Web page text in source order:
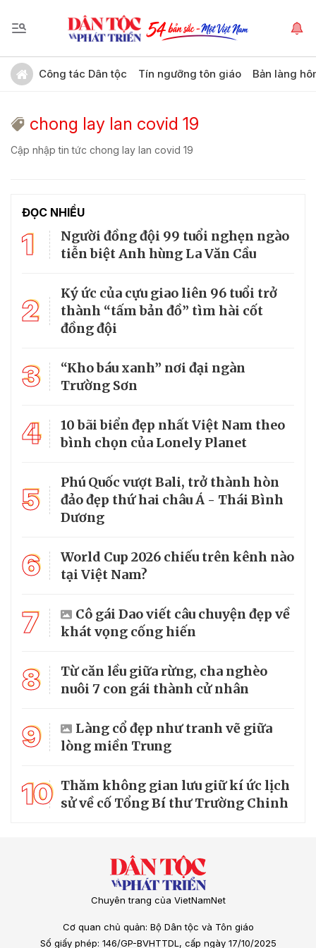
Công tác Dân tộc Tín ngưỡng tôn giáo Bản làng
chong lay lan covid 19
Cập nhập tin tức chong lay lan covid 19
ĐỌC NHIỀU
1
Người đồng đội 99 tuổi nghẹn ngào
tiễn biệt Anh hùng La Văn Cầu
2
Ký ức của cựu giao liên 96 tuổi trở
thành “tấm bản đồ” tìm hài cốt
đồng đội
3
“Kho báu xanh” nơi đại ngàn
Trường Sơn
4
10 bãi biển đẹp nhất Việt Nam theo
bình chọn của Lonely Planet
5
Phú Quốc vượt Bali, trở thành hòn
đảo đẹp thứ hai châu Á - Thái Bình
Dương
6
World Cup 2026 chiếu trên kênh nào
tại Việt Nam?
7
Cô gái Dao viết câu chuyện đẹp về
khát vọng cống hiến
8
Từ căn lều giữa rừng, cha nghèo
nuôi 7 con gái thành cử nhân
9
Làng cổ đẹp như tranh vẽ giữa
lòng miền Trung
10 Thăm không gian lưu giữ kí ức lịch
sử về cố Tổng Bí thư Trường Chinh
Chuyên trang của VietNamNet
Cơ quan chủ quản: Bộ Dân tộc và Tôn giáo
Số giấy phép: 146/GP-BVHTTDL, cấp ngày 17/10/2025